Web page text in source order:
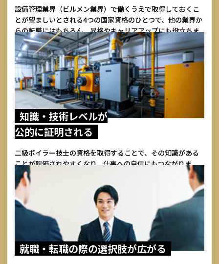
設備管理業界（ビルメン業界）で働くうえで取得しておくこ
とが望ましいとされる4つの国家資格のひとつで、他の業界か
らの転職にはもちろん、昇格やキャリアアップにも役立ちま
す。
知識・技術レベルが
公的に証明される
二級ボイラー技士の資格を取得することで、その知識がある
ことが評価されやすくなり、仕事への自信にもつながりま
す。
就職・転職の際の選択肢が広がる